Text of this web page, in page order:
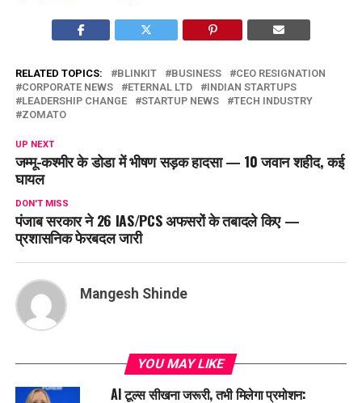
RELATED TOPICS: BLINKIT BUSINESS
CEO RESIGNATION
CORPORATE NEWS
ETERNAL LTD
INDIAN STARTUPS
LEADERSHIP CHANGE
STARTUP NEWS
TECH INDUSTRY
ZOMATO
UP NEXT
जम्मू-कश्मीर के डोडा में भीषण सड़क हादसा — 10 जवान शहीद, कई
घायल
DON'T MISS
पंजाब सरकार ने 26 IAS/PCS अफसरों के तबादले किए —
प्रशासनिक फेरबदल जारी
Mangesh Shinde
YOU MAY LIKE
AI टूल्स सीखना जरूरी, तभी मिलेगा प्रमोशन: